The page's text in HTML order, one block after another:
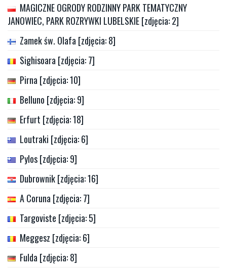
MAGICZNE OGRODY RODZINNY PARK TEMATYCZNY
JANOWIEC, PARK ROZRYWKI LUBELSKIE [zdjęcia: 2]
Zamek św. Olafa [zdjęcia: 8]
Sighisoara [zdjęcia: 7]
Pirna [zdjęcia: 10]
Belluno [zdjęcia: 9]
Erfurt [zdjęcia: 18]
Loutraki [zdjęcia: 6]
Pylos [zdjęcia: 9]
Dubrownik [zdjęcia: 16]
A Coruna [zdjęcia: 7]
Targoviste [zdjęcia: 5]
Meggesz [zdjęcia: 6]
Fulda [zdjęcia: 8]